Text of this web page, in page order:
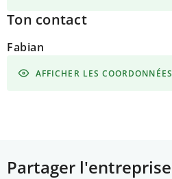
Ton contact
Fabian
AFFICHER LES COORDONNÉES
Partager l'entreprise